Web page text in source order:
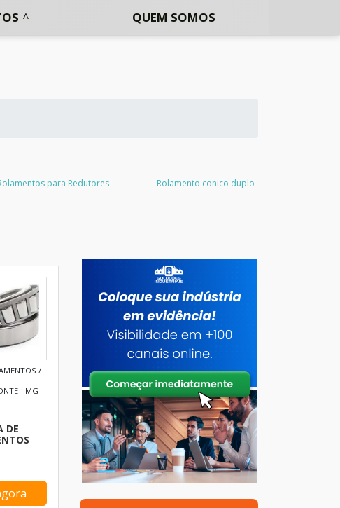
QUEM SOMOS
para Redutores Rolamento conico duplo
/
- MG
DE